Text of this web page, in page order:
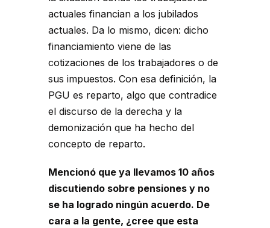
actuales financian a los jubilados
actuales. Da lo mismo, dicen: dicho
financiamiento viene de las
cotizaciones de los trabajadores o de
sus impuestos. Con esa definición, la
PGU es reparto, algo que contradice
el discurso de la derecha y la
demonización que ha hecho del
concepto de reparto.
Mencionó que ya llevamos 10 años
discutiendo sobre pensiones y no
se ha logrado ningún acuerdo. De
cara a la gente, ¿cree que esta